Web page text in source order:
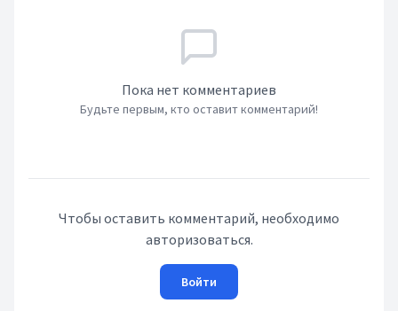
Пока нет комментариев
Будьте первым, кто оставит комментарий!
Чтобы оставить комментарий, необходимо
авторизоваться.
Войти